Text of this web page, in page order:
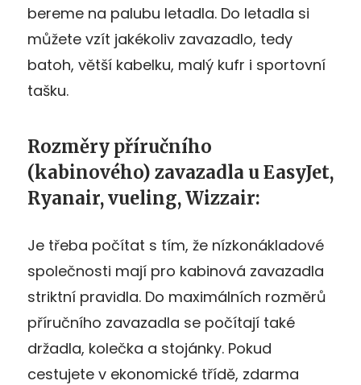
bereme na palubu letadla. Do letadla si
můžete vzít jakékoliv zavazadlo, tedy
batoh, větší kabelku, malý kufr i sportovní
tašku.
Rozměry příručního
(kabinového) zavazadla u EasyJet,
Ryanair, vueling, Wizzair:
Je třeba počítat s tím, že nízkonákladové
společnosti mají pro kabinová zavazadla
striktní pravidla. Do maximálních rozměrů
příručního zavazadla se počítají také
držadla, kolečka a stojánky. Pokud
cestujete v ekonomické třídě, zdarma